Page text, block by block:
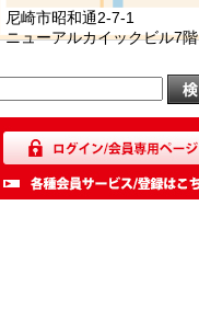
尼崎市昭和通2-7-1
ニューアルカイックビル7階